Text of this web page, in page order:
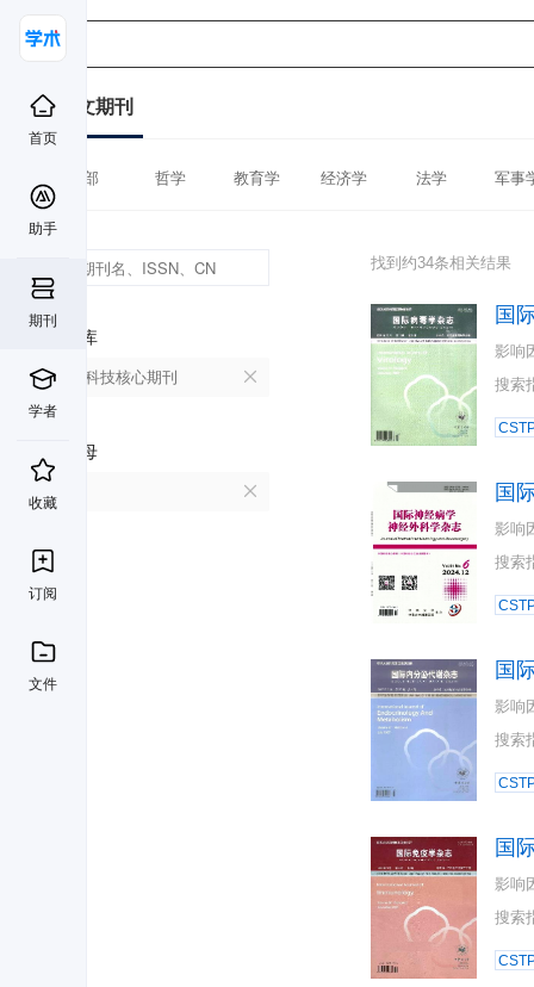
首页
助手
期刊
学者
收藏
订阅
文件
中文期刊
全部 哲学 教育学 经济学 法学 军事
数据库
中国科技核心期刊
首字母
找到约34条相关结果
国
影响
搜索
国
影响
搜索
国
影响
搜索
国
影响
搜索